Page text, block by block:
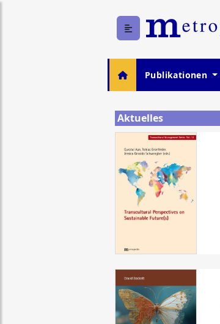
Publikationen
Aktuelles